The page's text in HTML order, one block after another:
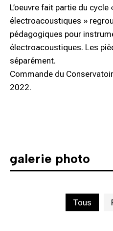
L’oeuvre fait partie du cycle
électroacoustiques »
pédagogiques pour
électroacoustiques. Les
séparément.
Commande du
2022.
galerie photo
Tous